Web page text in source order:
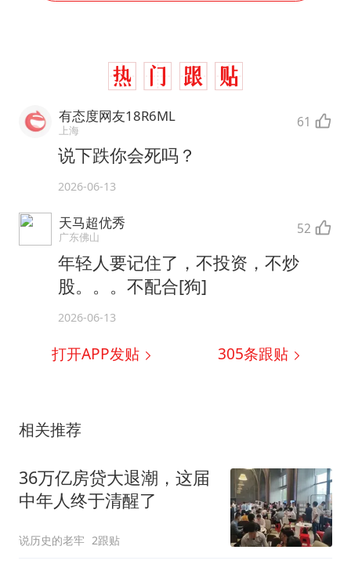
有态度网友18R6ML
上海 61
说下跌你会死吗？
2026-06-13
天马超优秀
广东佛山 52
年轻人要记住了，不投资，不炒
股。。。不配合[狗]
2026-06-13
打开APP发贴 305条跟贴
相关推荐
36万亿房贷大退潮，这届
中年人终于清醒了
说历史的老牢 2跟贴